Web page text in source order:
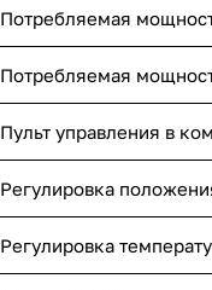
Потребляемая
Потребляемая
Пульт управления в
Регулировка
Регулировка